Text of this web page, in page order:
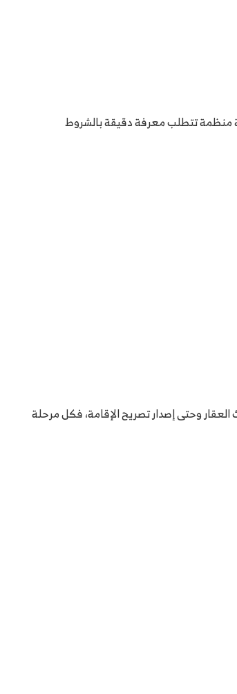
منظمة تتطلب معرفة دقيقة بالشروط
العقار وحتى إصدار تصريح الإقامة، فكل مرحلة